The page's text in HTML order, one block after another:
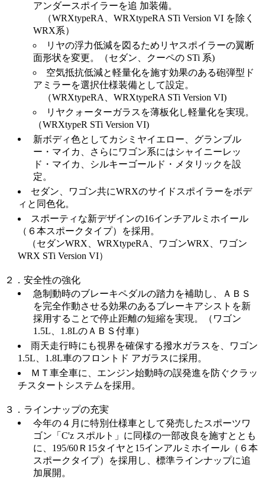
アンダースポイラーを追 加装備。
（WRXtypeRA、WRXtypeRA STi Version VI を除く
WRX系）
リヤの浮力低減を図るためリヤスポイラーの翼断
面形状を変更。（セダン、クーペの STi 系)
空気抵抗低減と軽量化を施す効果のある砲弾型ド
アミラーを選択仕様装備として設定。
（WRXtypeRA、WRXtypeRA STi Version VI)
リヤクォーターガラスを薄板化し軽量化を実現。
（WRXtypeR STi Version VI)
新ボディ色としてカシミヤイエロー、グランブル
ー・マイカ、さらにワゴン系にはシャイニーレッ
ド・マイカ、シルキーゴールド・メタリックを設
定。
セダン、ワゴン共にWRXのサイドスポイラーをボデ
ィと同色化。
スポーティな新デザインの16インチアルミホイール
（６本スポークタイプ）を採用。
（セダンWRX、WRXtypeRA、ワゴンWRX、ワゴン
WRX STi Version VI）
２．安全性の強化
急制動時のブレーキペダルの踏力を補助し、ＡＢＳ
を完全作動させる効果のあるブレーキアシストを新
採用することで停止距離の短縮を実現。（ワゴン
1.5L、1.8LのＡＢＳ付車）
雨天走行時にも視界を確保する撥水ガラスを、ワゴン
1.5L、1.8L車のフロントド アガラスに採用。
ＭＴ車全車に、エンジン始動時の誤発進を防ぐクラッ
チスタートシステムを採用。
３．ラインナップの充実
今年の４月に特別仕様車として発売したスポーツワ
ゴン「C'z スポルト」に同様の一部改良を施すととも
に、195/60Ｒ15タイヤと15インアルミホイール（６本
スポークタイプ）を採用し、標準ラインナップに追
加展開。